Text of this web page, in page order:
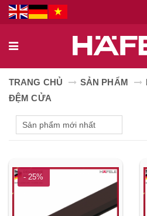
TRANG CHỦ SẢN PHẨM
ĐỆM CỬA
- 25%